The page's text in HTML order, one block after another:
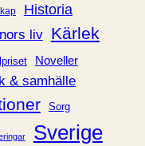
Historia
liv Kärlek
Noveller
& samhälle
Sorg
Sverige